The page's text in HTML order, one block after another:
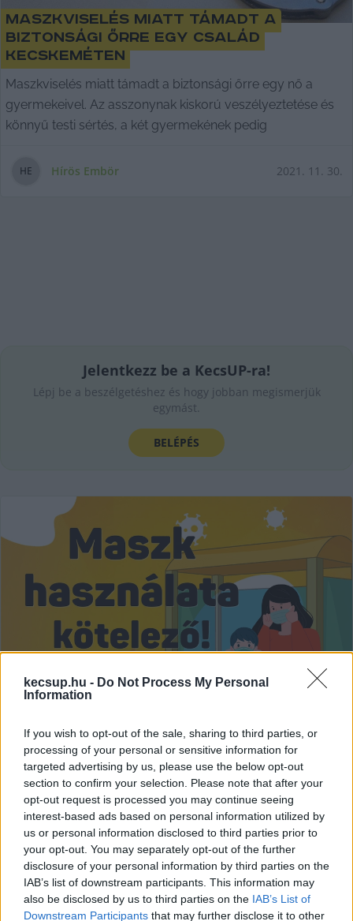
kecsup.hu - Do Not Process My Personal
Information
If you wish to opt-out of the sale, sharing to third parties, or
processing of your personal or sensitive information for
targeted advertising by us, please use the below opt-out
section to confirm your selection. Please note that after your
opt-out request is processed you may continue seeing
interest-based ads based on personal information utilized by
us or personal information disclosed to third parties prior to
your opt-out. You may separately opt-out of the further
disclosure of your personal information by third parties on the
IAB’s list of downstream participants. This information may
also be disclosed by us to third parties on the IAB’s List of
Downstream Participants that may further disclose it to other
Maszkviselés miatt támadt a
biztonsági őrre egy család
Kecskeméten
Maszkviselés miatt támadt a biztonsági őrre egy nő a
gyermekeivel. Az asszonynak kiskorú veszélyeztetése és
könnyű testi sértés, a két gyermekének pedig
HE Hírös Embör 2021. 11. 30.
Jelentkezz be a KecsUP-ra!
Lépj be a beszélgetéshez és hogy jobban megismerjük
egymást.
BELÉPÉS
Kecskeméti Operatív Törzs: kötelező
maszkviselés a fürdőben és a város
intézményeiben
Orbán Viktor miniszterelnök sokáig ellenállt az orvosi
kamara és több magyar kutató kérésének, hogy rendeljék
el a kötelező beltéri maszkviselést, mire